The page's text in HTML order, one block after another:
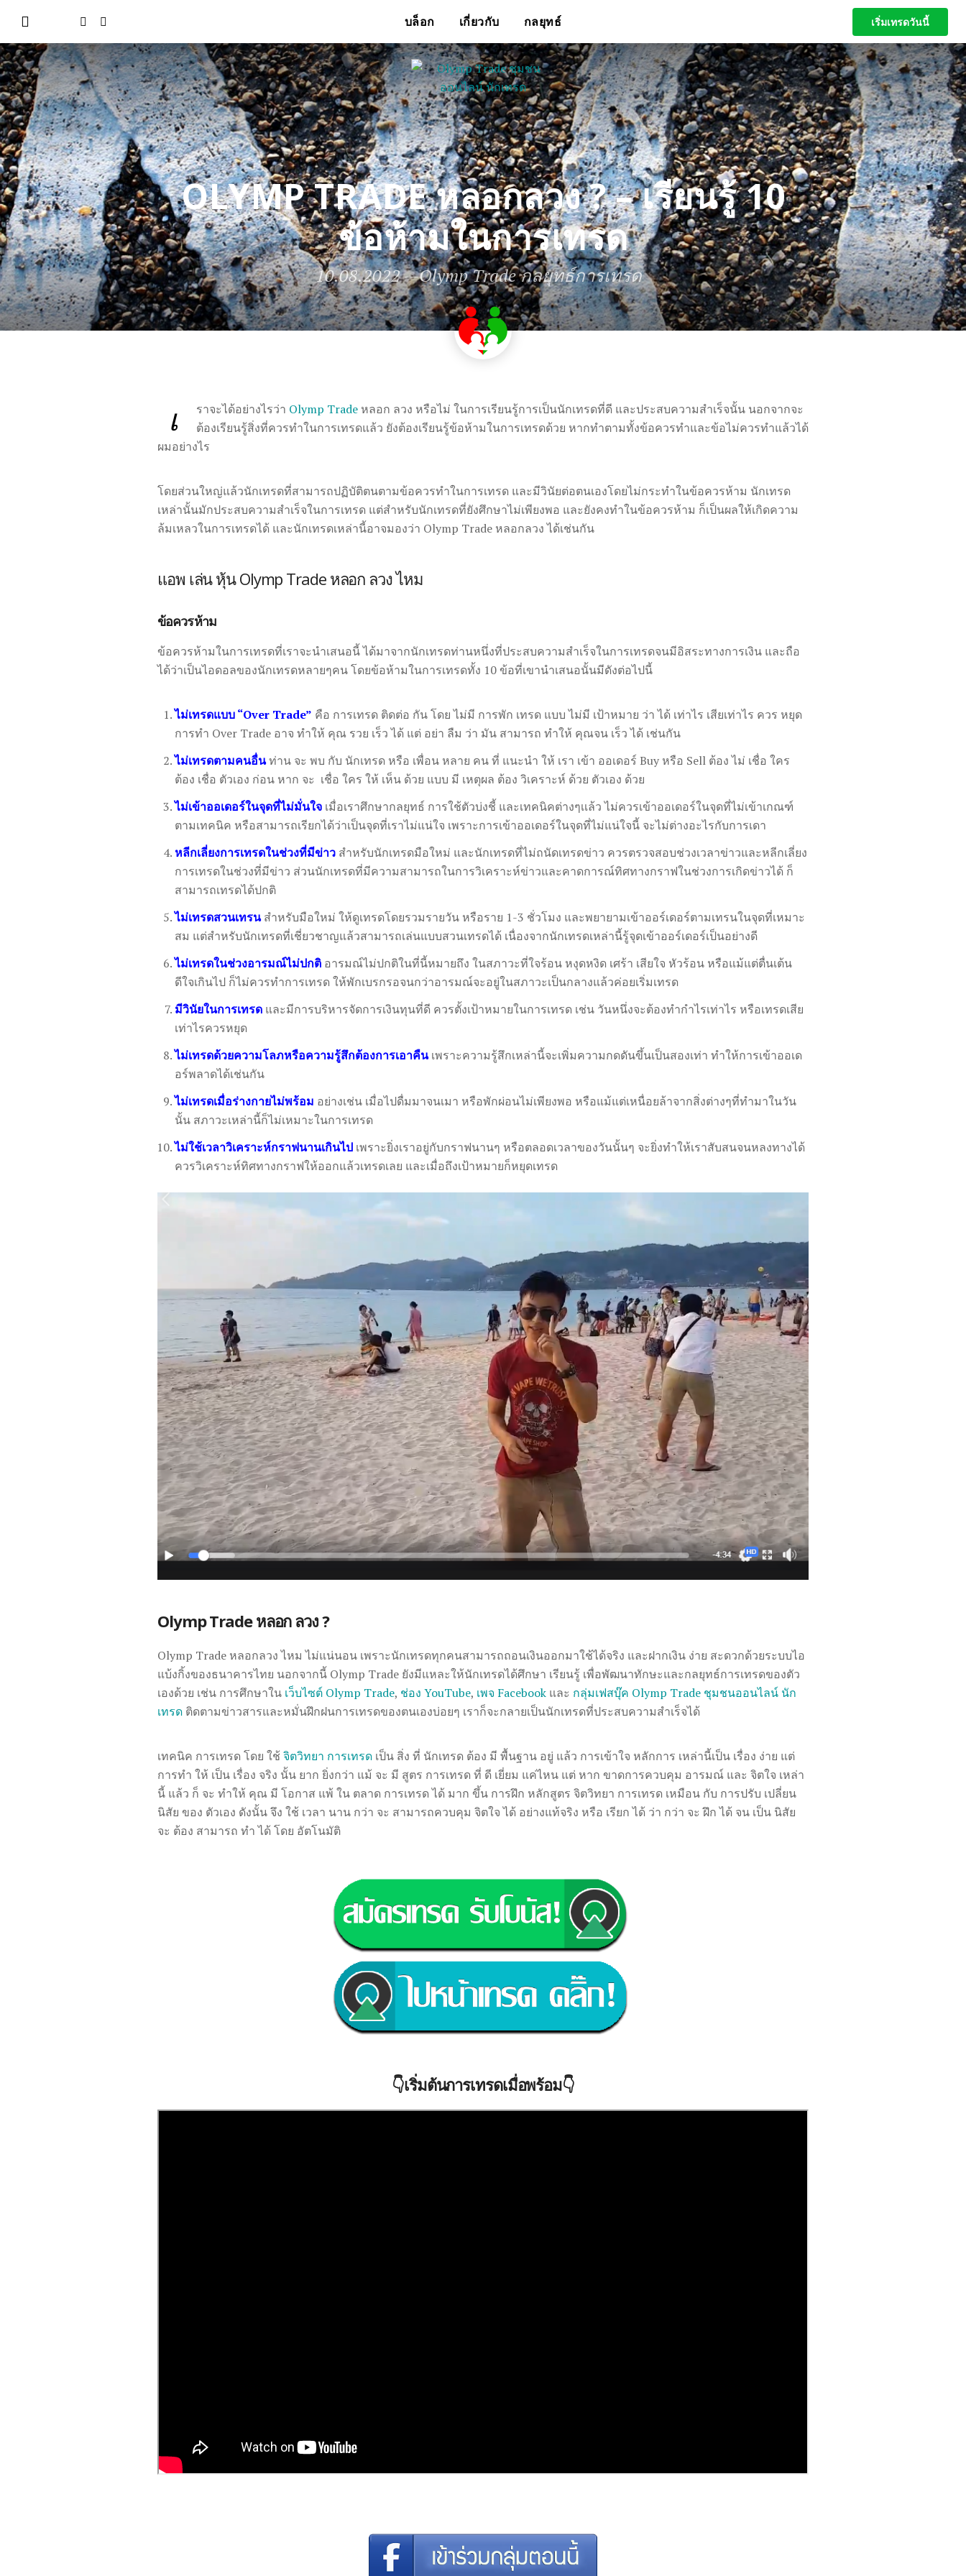
เริ่มเทรดวันนี้
บล็อก เกี่ยวกับ กลยุทธ์
OLYMP TRADE หลอกลวง ? – เรียนรู้ 10
ข้อห้ามในการเทรด
10.08.2022—Olymp Trade กลยุทธ์การเทรด
เ ราจะได้อย่างไรว่า Olymp Trade หลอก ลวง หรือไม่ ในการเรียนรู้การเป็นนักเทรดที่ดี และประสบความสำเร็จนั้น นอกจากจะ
ต้องเรียนรู้สิ่งที่ควรทำในการเทรดแล้ว ยังต้องเรียนรู้ข้อห้ามในการเทรดด้วย หากทำตามทั้งข้อควรทำและข้อไม่ควรทำแล้วได้
ผมอย่างไร
โดยส่วนใหญ่แล้วนักเทรดที่สามารถปฏิบัติตนตามข้อควรทำในการเทรด และมีวินัยต่อตนเองโดยไม่กระทำในข้อควรห้าม นักเทรด
เหล่านั้นมักประสบความสำเร็จในการเทรด แต่สำหรับนักเทรดที่ยังศึกษาไม่เพียงพอ และยังคงทำในข้อควรห้าม ก็เป็นผลให้เกิดความ
ล้มเหลวในการเทรดได้ และนักเทรดเหล่านี้อาจมองว่า Olymp Trade หลอกลวง ได้เช่นกัน
แอพ เล่น หุ้น Olymp Trade หลอก ลวง ไหม
ข้อควรห้าม
ข้อควรห้ามในการเทรดที่เราจะนำเสนอนี้ ได้มาจากนักเทรดท่านหนึ่งที่ประสบความสำเร็จในการเทรดจนมีอิสระทางการเงิน และถือ
ได้ว่าเป็นไอดอลของนักเทรดหลายๆคน โดยข้อห้ามในการเทรดทั้ง 10 ข้อที่เขานำเสนอนั้นมีดังต่อไปนี้
ไม่เทรดแบบ “Over Trade” คือ การเทรด ติดต่อ กัน โดย ไม่มี การพัก เทรด แบบ ไม่มี เป้าหมาย ว่า ได้ เท่าไร เสียเท่าไร ควร หยุด
การทำ Over Trade อาจ ทำให้ คุณ รวย เร็ว ได้ แต่ อย่า ลืม ว่า มัน สามารถ ทำให้ คุณจน เร็ว ได้ เช่นกัน
ไม่เทรดตามคนอื่นท่าน จะ พบ กับ นักเทรด หรือ เพื่อน หลาย คน ที่ แนะนำ ให้ เรา เข้า ออเดอร์ Buy หรือ Sell ต้อง ไม่ เชื่อ ใคร
ต้อง เชื่อ ตัวเอง ก่อน หาก จะ เชื่อ ใคร ให้ เห็น ด้วย แบบ มี เหตุผล ต้อง วิเคราะห์ ด้วย ตัวเอง ด้วย
ไม่เข้าออเดอร์ในจุดที่ไม่มั่นใจ เมื่อเราศึกษากลยุทธ์ การใช้ตัวบ่งชี้ และเทคนิคต่างๆเเล้ว ไม่ควรเข้าออเดอร์ในจุดที่ไม่เข้าเกณฑ์
ตามเทคนิค หรือสามารถเรียกได้ว่าเป็นจุดที่เราไม่แน่ใจ เพราะการเข้าออเดอร์ในจุดที่ไม่แน่ใจนี้ จะไม่ต่างอะไรกับการเดา
หลีกเลี่ยงการเทรดในช่วงที่มีข่าว สำหรับนักเทรดมือใหม่ และนักเทรดที่ไม่ถนัดเทรดข่าว ควรตรวจสอบช่วงเวลาข่าวและหลีกเลี่ยง
การเทรดในช่วงที่มีข่าว ส่วนนักเทรดที่มีความสามารถในการวิเคราะห์ข่าวและคาดการณ์ทิศทางกราฟในช่วงการเกิดข่าวได้ ก็
สามารถเทรดได้ปกติ
ไม่เทรดสวนเทรนสำหรับมือใหม่ ให้ดูเทรดโดยรวมรายวัน หรือราย 1-3 ชั่วโมง และพยายามเข้าออร์เดอร์ตามเทรนในจุดที่เหมาะ
สม แต่สำหรับนักเทรดที่เชี่ยวชาญแล้วสามารถเล่นแบบสวนเทรดได้ เนื่องจากนักเทรดเหล่านี้รู้จุดเข้าออร์เดอร์เป็นอย่างดี
ไม่เทรดในช่วงอารมณ์ไม่ปกติ อารมณ์ไม่ปกติในที่นี้หมายถึง ในสภาวะที่ใจร้อน หงุดหงิด เศร้า เสียใจ หัวร้อน หรือแม้แต่ตื่นเต้น
ดีใจเกินไป ก็ไม่ควรทำการเทรด ให้พักเบรกรอจนกว่าอารมณ์จะอยู่ในสภาวะเป็นกลางแล้วค่อยเริ่มเทรด
มีวินัยในการเทรด และมีการบริหารจัดการเงินทุนที่ดี ควรตั้งเป้าหมายในการเทรด เช่น วันหนึ่งจะต้องทำกำไรเท่าไร หรือเทรดเสีย
เท่าไรควรหยุด
ไม่เทรดด้วยความโลภหรือความรู้สึกต้องการเอาคืนเพราะความรู้สึกเหล่านี้จะเพิ่มความกดดันขึ้นเป็นสองเท่า ทำให้การเข้าออเด
อร์พลาดได้เช่นกัน
ไม่เทรดเมื่อร่างกายไม่พร้อม อย่างเช่น เมื่อไปดื่มมาจนเมา หรือพักผ่อนไม่เพียงพอ หรือแม้แต่เหนื่อยล้าจากสิ่งต่างๆที่ทำมาในวัน
นั้น สภาวะเหล่านี้ก็ไม่เหมาะในการเทรด
ไม่ใช้เวลาวิเคราะห์กราฟนานเกินไป เพราะยิ่งเราอยู่กับกราฟนานๆ หรือตลอดเวลาของวันนั้นๆ จะยิ่งทำให้เราสับสนจนหลงทางได้
ควรวิเคราะห์ทิศทางกราฟให้ออกแล้วเทรดเลย และเมื่อถึงเป้าหมายก็หยุดเทรด
Olymp Trade หลอก ลวง ?
Olymp Trade หลอกลวง ไหม ไม่แน่นอน เพราะนักเทรดทุกคนสามารถถอนเงินออกมาใช้ได้จริง และฝากเงิน ง่าย สะดวกด้วยระบบไอ
แบ้งกิ้งของธนาคารไทย นอกจากนี้ Olymp Trade ยังมีแหละให้นักเทรดได้ศึกษา เรียนรู้ เพื่อพัฒนาทักษะและกลยุทธ์การเทรดของตัว
เองด้วย เช่น การศึกษาใน เว็บไซต์ Olymp Trade, ช่อง YouTube, เพจ Facebook และ กลุ่มเฟสบุ๊ค Olymp Trade ชุมชนออนไลน์ นัก
เทรด ติดตามข่าวสารและหมั่นฝึกฝนการเทรดของตนเองบ่อยๆ เราก็จะกลายเป็นนักเทรดที่ประสบความสำเร็จได้
เทคนิค การเทรด โดย ใช้ จิตวิทยา การเทรด เป็น สิ่ง ที่ นักเทรด ต้อง มี พื้นฐาน อยู่ แล้ว การเข้าใจ หลักการ เหล่านี้เป็น เรื่อง ง่าย แต่
การทำ ให้ เป็น เรื่อง จริง นั้น ยาก ยิ่งกว่า แม้ จะ มี สูตร การเทรด ที่ ดี เยี่ยม แค่ไหน แต่ หาก ขาดการควบคุม อารมณ์ และ จิตใจ เหล่า
นี้ แล้ว ก็ จะ ทำให้ คุณ มี โอกาส แพ้ ใน ตลาด การเทรด ได้ มาก ขึ้น การฝึก หลักสูตร จิตวิทยา การเทรด เหมือน กับ การปรับ เปลี่ยน
นิสัย ของ ตัวเอง ดังนั้น จึง ใช้ เวลา นาน กว่า จะ สามารถควบคุม จิตใจ ได้ อย่างแท้จริง หรือ เรียก ได้ ว่า กว่า จะ ฝึก ได้ จน เป็น นิสัย
จะ ต้อง สามารถ ทำ ได้ โดย อัตโนมัติ
👇เริ่มต้นการเทรดเมื่อพร้อม👇
เริ่มเทรดวันนี้